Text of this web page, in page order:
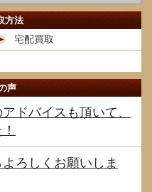
方法
宅配買取
声
ドバイスも頂いて、
ろしくお願いしま